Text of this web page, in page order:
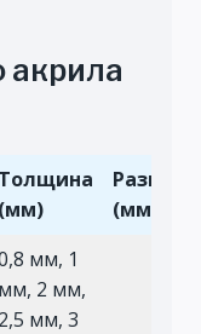
акрила
Толщина
(мм)
Размер
(мм)
мм, 1
мм, 2 мм,
2,5 мм, 3